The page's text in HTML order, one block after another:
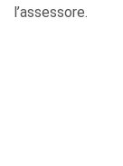
l’assessore.